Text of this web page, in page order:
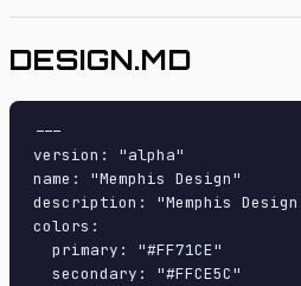
DESIGN.MD
---
version: "alpha"
name: "Memphis Design"
description: "Memphis
colors:
  primary: "#FF71CE"
  secondary: "#FFCE5C"